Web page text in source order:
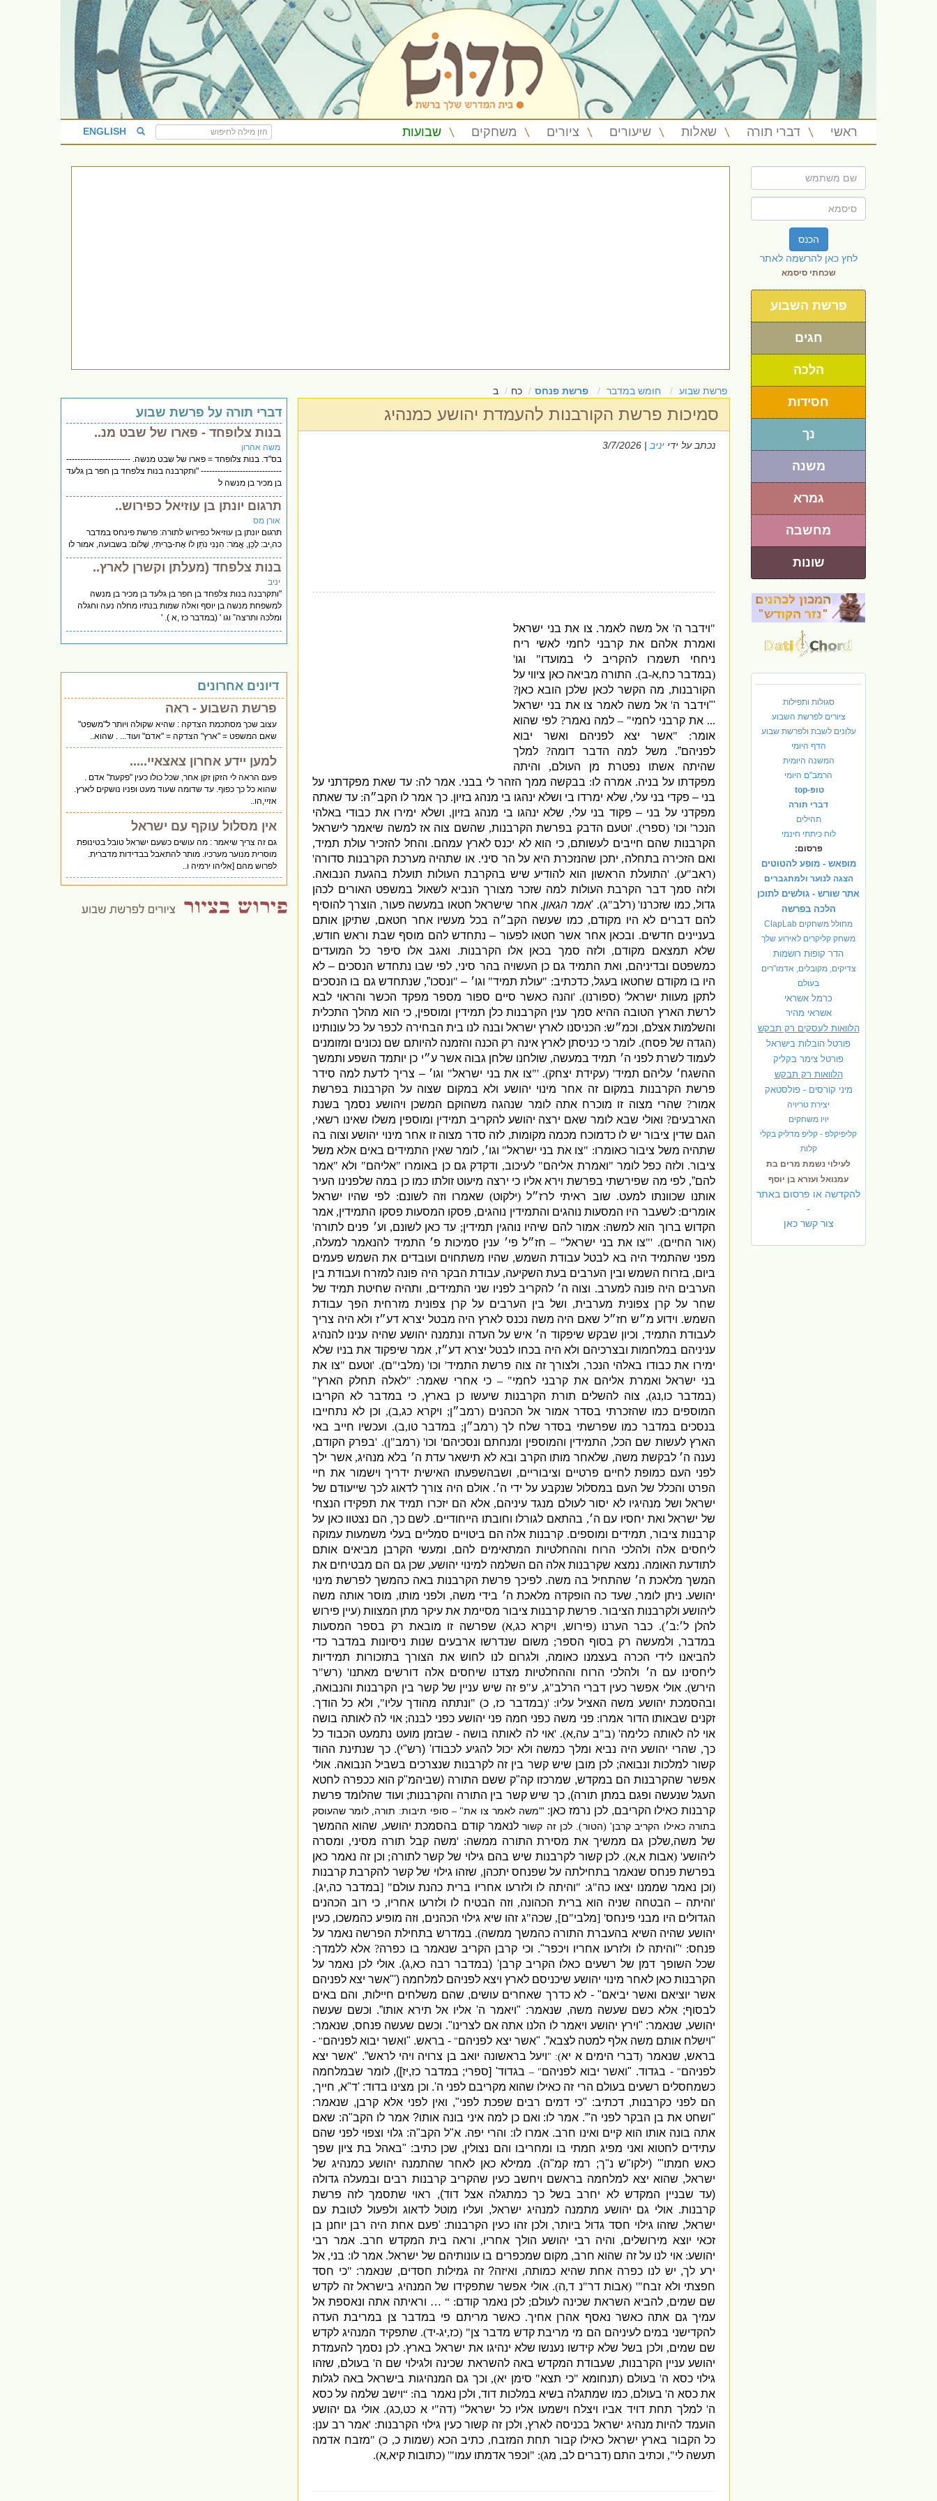
ראשי דברי תורה שאלות שיעורים ציורים משחקים שבועות ENGLISH
הכנס
לחץ כאן להרשמה לאתר
שכחתי סיסמא
פרשת השבוע
חגים
הלכה
חסידות
נך
משנה
גמרא
מחשבה
שונות
סגולות ותפילות
ציורים לפרשת השבוע
עלונים לשבת ולפרשת שבוע
הדף היומי
המשנה היומית
הרמב"ם היומי
טופ-top
דברי תורה
תהילים
לוח כיתתי חינמי
פרסום:
מופאש - מופע להטוטים
הצגה לנוער ולמתגברים
אתר שורש - גולשים לתוכן
הלכה בפרשה
מחולל משחקים ClapLab
משחק קליקרים לאירוע שלך
הדר קופות רושמות
צדיקים, מקובלים, אדמו"רים
בעולם
כרמל אשראי
אשראי מהיר
הלוואות לעסקים רק תבקש
פורטל הובלות בישראל
פורטל צימר בקליק
הלוואות רק תבקש
מיני קורסים - פולסטאק
יצירת טריויה
יויו משחקים
קליפיקלפ - קליפ מדליק בקלי
קלות
לעילוי נשמת מרים בת
עמנואל ועזרא בן יוסף
להקדשה או פרסום באתר
-
צור קשר כאן
פרשת שבוע חומש במדבר פרשת פנחס כח ב
סמיכות פרשת הקורבנות להעמדת יהושע כמנהיג
נכתב על ידי יניב | 3/7/2026
"וידבר ה' אל משה לאמר. צו את בני ישראל
ואמרת אלהם את קרבני לחמי לאשי ריח
ניחחי תשמרו להקריב לי במועדו" וגו'
(במדבר כח,א-ב). התורה מביאה כאן ציווי על
הקורבנות, מה הקשר לכאן שלכן הובא כאן?
'"וידבר ה'אל משה לאמר צו את בני ישראל
... את קרבני לחמי" – למה נאמר? לפי שהוא
אומר: "אשר יצא לפניהם ואשר יבוא
לפניהם”. משל למה הדבר דומה? למלך
שהיתה אשתו נפטרת מן העולם, והיתה
מפקדתו על בניה. אמרה לו: בבקשה ממך הזהר לי בבני. אמר לה: עד שאת מפקדתני על
בני – פקדי בני עלי, שלא ימרדו בי ושלא ינהגו בי מנהג בזיון.כך אמר לו הקב״ה: עד שאתה
מפקדני על בני – פקוד בני עלי, שלא ינהגו בי מנהג בזיון, ושלא ימירו את כבודי באלהי
הנכר' וכו' (ספרי). 'וטעם הדבק בפרשת הקרבנות, שהשם צוה אז למשה שיאמר לישראל
הקרבנות שהם חייבים לעשותם,כי הוא לא יכנס לארץ עמהם. והחל להזכיר עולת תמיד,
ואם הזכירה בתחלה, יתכן שהנזכרת היא על הר סיני. או שתהיה מערכת הקרבנות סדורה'
(ראב"ע). 'התועלת הראשון הוא להודיע שיש בהקרבת העולות תועלת בהגעת הנבואה.
ולזה סמך דבר הקרבת העולות למה שזכר מצורך הנביא לשאול במשפט האורים לכהן
גדול,כמו שזכרנו' (רלב"ג).
'אמר הגאון,אחר שישראל חטאו במעשה פעור, הוצרך להוסיף
להם דברים לא היו מקודם,כמו שעשה הקב״ה בכל מעשיו אחר חטאם, שתיקן אותם
בעניינים חדשים. ובכאן אחר אשר חטאו לפעור – נתחדש להם מוסף שבת וראש חודש,
שלא תמצאם מקודם, ולזה סמך בכאן אלו הקרבנות. ואגב אלו סיפר כל המועדים
כמשפטם ובדיניהם, ואת התמיד גם כן העשויה בהר סיני, לפי שבו נתחדש הנסכים – לא
היו בו מקודם שחטאו בעגל,כדכתיב: "עולת תמיד" וגו׳ – "ונסכו”, שנתחדש גם בו הנסכים
לתקן מעוות ישראל' (ספורנו). 'והנה כאשר סיים ספור מספר מפקד הכשר והראוי לבא
לרשת הארץ הטובה ההיא סמך ענין הקרבנות כלן תמידין ומוספין,כי הוא מהלך התכלית
והשלמות אצלם, וכמ״ש: הכניסנו לארץ ישראל ובנה לנו בית הבחירה לכפר על כל עונותינו
(הגדה של פסח). לומר כי כניסתן לארץ אינה רק הכנה והזמנה להיותם שם נכונים ומזומנים
לעמוד לשרת לפני ה׳ תמיד במעשה, שולחנו שלחן גבוה אשר ע״י כן יותמד השפע ותמשך
ההשגח׳ עליהם תמיד' (עקידת יצחק). '"צו את בני ישראל" וגו׳ – צריך לדעת למה סידר
פרשת הקרבנות במקום זה אחר מינוי יהושע ולא במקום שצוה על הקרבנות בפרשת
אמור? שהרי מצוה זו מוכרח אתה לומר שנהגה משהוקם המשכן ויהושע נסמך בשנת
הארבעים? ואולי שבא לומר שאם ירצה יהושע להקריב תמידין ומוספין משלו שאינו רשאי,
הגם שדין ציבור יש לו כדמוכח מכמה מקומות, לזה סדר מצוה זו אחר מינוי יהושע וצוה בה
שתהיה משל ציבור כאומרו: "צו את בני ישראל" וגו׳, לומר שאין התמידים באים אלא משל
ציבור. ולזה כפל לומר "ואמרת אליהם"לעיכוב, ודקדק גם כן באומרו "אליהם" ולא "אמר
להם”, לפי מה שפירשתי בפרשת וירא אליו כי ירצה מיעוט זולתו כמו כן במה שלפנינו העיר
אותנו שכוונתו למעט. שוב ראיתי לרז״ל (ילקוט) שאמרו וזה לשונם: לפי שהיו ישראל
אומרים:לשעבר היו המסעות נוהגים והתמידין נוהגים, פסקו המסעות פסקו התמידין, אמר
הקדוש ברוך הוא למשה:אמור להם שיהיו נוהגין תמידין; עד כאן לשונם, וע׳ פנים לתורה'
(אור החיים). '"צו את בני ישראל" – חז״ל פי׳ ענין סמיכות פ׳ התמיד להנאמר למעלה,
מפני שהתמיד היה בא לבטל עבודת השמש, שהיו משתחוים ועובדים את השמש פעמים
ביום, בזרוח השמש ובין הערבים בעת השקיעה,עבודת הבקר היה פונה למזרח ועבודת בין
הערבים היה פונה למערב. וצוה ה׳ להקריב לפניו שני התמידים, ותהיה שחיטת תמיד של
שחר על קרן צפונית מערבית, ושל בין הערבים על קרן צפונית מזרחית הפך עבודת
השמש. וידוע מ״ש חז״ל שאם היה משה נכנס לארץ היה מבטל יצרא דע״ז ולא היה צריך
לעבודת התמיד, וכיון שבקש שיפקוד ה׳ איש על העדה ונתמנה יהושע שהיה ענינו להנהיג
עניניהם במלחמות ובצרכיהם ולא היה בכחו לבטל יצרא דע״ז, אמר שיפקוד את בניו שלא
ימירו את כבודו באלהי הנכר, ולצורך זה צוה פרשת התמיד' וכו' (מלבי"ם). 'וטעם "צו את
בני ישראל ואמרת אליהם את קרבני לחמי" –כי אחרי שאמר: "לאלה תחלק הארץ"
(במדבר כו,נג), צוה להשלים תורת הקרבנות שיעשו כן בארץ, כי במדבר לא הקריבו
המוספים כמו שהזכרתי בסדר אמור אל הכהנים (רמב״ן; ויקרא כג,ב), וכן לא נתחייבו
בנסכים במדבר כמו שפרשתי בסדר שלח לך(רמב״ן; במדבר טו,ב). ועכשיו חייב באי
הארץ לעשות שם הכל, התמידין והמוספין ומנחתם ונסכיהם' וכו' (רמב"ן). 'בפרק הקודם,
נענה ה׳ לבקשת משה, שלאחר מותו הקרב ובא לא תישאר עדת ה׳ בלא מנהיג,אשר ילך
לפני העם כמופת לחיים פרטיים וציבוריים, ושבהשפעתו האישית ידריך וישמור את חיי
הפרט והכלל של העם במסלול שנקבע על ידי ה׳. אולם היה צורך לדאוג לכך שייעודם של
ישראל ושל מנהיגיו לא יסור לעולם מנגד עיניהם,אלא הם יזכרו תמיד את תפקידו הנצחי
של ישראל ואת יחסיו עם ה׳, בהתאם לגורלו וחובתו הייחודיים. לשם כך, הם נצטוו כאן על
קרבנות ציבור, תמידים ומוספים. קרבנות אלה הם ביטויים סמליים בעלי משמעות עמוקה
ליחסים אלה ולהלכי הרוח וההחלטיות המתאימים להם, ומעשי הקרבן מביאים אותם
לתודעת האומה. נמצא שקרבנות אלה הם השלמה למינוי יהושע, שכן גם הם מבטיחים את
המשך מלאכת ה׳ שהתחיל בה משה. לפיכך פרשת הקרבנות באה כהמשך לפרשת מינוי
יהושע. ניתן לומר, שעד כה הופקדה מלאכת ה׳ בידי משה, ולפני מותו, מוסר אותה משה
ליהושע ולקרבנות הציבור. פרשת קרבנות ציבור מסיימת את עיקר מתן המצוות (עיין פירוש
להלן ל׳:ב׳). כבר הערנו(פירוש, ויקרא כג,א) שפרשה זו מובאת רק בספר המסעות
במדבר, ולמעשה רק בסוף הספר; משום שנדרשו ארבעים שנות ניסיונות במדבר כדי
להביאנו לידי הכרה בעצמנו כאומה, ולגרום לנו לחוש את הצורך בתזכורות תמידיות
ליחסינו עם ה׳ ולהלכי הרוח וההחלטיות מצדנו שיחסים אלה דורשים מאתנו' (רש"ר
הירש).אולי אפשר כעין דברי הרלב"ג, ע"פ זה שיש עניין של קשר בין הקרבנות והנבואה,
ובהסמכת יהושע משה האציל עליו: '
(במדבר כז,כ) "ונתתה מהודך עליו", ולא כל הודך.
זקנים שבאותו הדור אמרו: פני משה כפני חמה פני יהושע כפני לבנה;אוי לה לאותה בושה
אוי לה לאותה כלימה' (ב"ב עה,א). 'אוי לה לאותה בושה - שבזמן מועט נתמעט הכבוד כל
כך, שהרי יהושע היה נביא ומלך כמשה ולא יכול להגיע לכבודו' (רש"י).כך שנתינת ההוד
קשור למלכות ונבואה;לכן מובן שיש קשר בין זה לקרבנות שנצרכים בשביל הנבואה. אולי
אפשר שהקרבנות הם במקדש, שמרכזו קה"ק ששם התורה (שביהמ"ק הוא ככפרה לחטא
העגל שנעשה ופגם במתן תורה),כך שיש קשר בין התורה והקרבנות; ועוד שהלומד פרשת
קרבנות כאילו הקריבם,לכן נרמז כאן:
'"משה לאמר צו את" –סופי תיבות: תורה ,לומר שהעוסק
בתורה כאילו הקריב קרבן' (הטור). לכן זה קשורלנאמר קודם בהסמכת יהושע, שהוא ההמשך
של משה,שלכן גם ממשיך את מסירת התורה ממשה: 'משה קבל תורה מסיני, ומסרה
ליהושע' (אבות א,א). לכן קשור לקרבנות שיש בהם גילוי של קשר לתורה; וכן זה נאמר כאן
בפרשת פנחס שנאמר בתחילתה על שפנחס יתכהן, שזהו גילוי של קשר להקרבת קרבנות
(וכן נאמר שממנו יצאו כה"ג: "והיתה לו ולזרעו אחריו ברית כהנת עולם" [במדבר כה,יג].
'והיתה – הבטחה שניה הוא ברית הכהונה, וזה הבטיח לו ולזרעו אחריו, כי רוב הכהנים
הגדולים היו מבני פינחס' [מלבי"ם], שכה"ג זהו שיא גילוי הכהנים, וזה מופיע כהמשכו, כעין
יהושע שהיה השיא בהעברת התורה כהמשך ממשה). במדרש בתחילת הפרשה נאמר על
פנחס: '
"והיתה לו ולזרעו אחריו ויכפר"
. וכי קרבן הקריב שנאמר בו כפרה? אלא ללמדך:
שכל השופך דמן של רשעים כאלו הקריב קרבן' (במדבר רבה כא,ג). אולי לכן נאמר על
הקרבנות כאן לאחר מינוי יהושע שיכניסם לארץ ויצא לפניהם למלחמה ('"אשר יצא לפניהם
אשר יוציאם ואשר יביאם" - לא כדרך שאחרים עושים, שהם משלחים חיילות, והם באים
לבסוף; אלא כשם שעשה משה, שנאמר: "ויאמר ה' אליו אל תירא אותו”. וכשם שעשה
יהושע, שנאמר: "וירץ יהושע ויאמר לו הלנו אתה אם לצרינו". וכשם שעשה פנחס, שנאמר:
"וישלח אותם משה אלף למטה לצבא”. "אשר יצא לפניהם"
- בראש. "ואשר יבוא לפניהם"
-
בראש, שנאמר (דברי הימים א יא): "ויעל בראשונה יואב בן צרויה ויהי לראש”. "אשר יצא
לפניהם"
- בגדוד. "ואשר יבוא לפניהם" – בגדוד' [ספרי; במדבר כז,יז])
,לומר שבמלחמה
כשמחסלים רשעים בעולם הרי זה כאילו שהוא מקריבם לפני ה'. וכן מצינו בדוד: 'ד"א, חייך,
הם לפני כקרבנות, דכתיב: "כי דמים רבים שפכת לפני", ואין לפני אלא קרבן, שנאמר:
"ושחט את בן הבקר לפני ה'”. אמר לו: ואם כן למה איני בונה אותו?אמר לו הקב"ה: שאם
אתה בונה אותו הוא קיים ואינו חרב.אמרו לו: והרי יפה. א"ל הקב"ה: גלוי וצפוי לפני שהם
עתידים לחטוא ואני מפיג חמתי בו ומחריבו והם נצולין, שכן כתיב: "באהל בת ציון שפך
כאש חמתו"' (ילקו"ש נ"ך; רמז קמ"ה). ממילא כאן לאחר שהתמנה יהושע כמנהיג של
ישראל, שהוא יצא למלחמה בראשם ויחשב כעין שהקריב קרבנות רבים ובמעלה גדולה
(עד שבניין המקדש לא יחרב בשל כך כמתגלה אצל דוד), ראוי שתסמך לזה פרשת
קרבנות. אולי גם יהושע מתמנה למנהיג ישראל, ועליו מוטל לדאוג ולפעול לטובת עם
ישראל, שזהו גילוי חסד גדול ביותר, ולכן זהו כעין הקרבנות: 'פעם אחת היה רבן יוחנן בן
זכאי יוצא מירושלים, והיה רבי יהושע הולך אחריו, וראה בית המקדש חרב.אמר רבי
יהושע:אוי לנו על זה שהוא חרב, מקום שמכפרים בו עונותיהם של ישראל.אמר לו: בני, אל
ירע לך, יש לנו כפרה אחת שהיא כמותה, ואיזה? זה גמילות חסדים, שנאמר:
"כי חסד
חפצתי ולא זבח"' (אבות דר"נ ד,ה).אולי אפשר שתפקידו של המנהיג בישראל זה לקדש
שם שמים, להביא השראת שכינה לעולם; לכן נאמר קודם: “ … וראיתה אתה ונאספת אל
עמיך גם אתה כאשר נאסף אהרן אחיך. כאשר מריתם פי במדבר צן במריבת העדה
להקדישני במים לעיניהם הם מי מריבת קדש מדבר צן" (כז,יג-יד). שתפקיד המנהיג לקדש
שם שמים, ולכן בשל שלא קידשו נענשו שלא ינהיגו את ישראל בארץ.לכן נסמך להעמדת
יהושע עניין הקרבנות, שעבודת המקדש באה להשראת שכינה ולגילוי שם ה' בעולם, שזהו
גילוי כסא ה' בעולם (תנחומא "כי תצא" סימן יא), וכך גם המנהיגות בישראל באה לגלות
את כסא ה' בעולם,כמו שמתגלה בשיא במלכות דוד, ולכן נאמר בה: “וישב שלמה על כסא
ה'למלך תחת דויד אביו ויצלח וישמעו אליו כל ישראל" (דה"י א כט,כג).אולי גם יהושע
הועמד להיות מנהיג ישראל בכניסה לארץ, ולכן זה קשור כעין גילוי הקרבנות: 'אמר רב ענן:
כל הקבור בארץ ישראל כאילו קבור תחת המזבח, כתיב הכא (שמות כ, כ)
"מזבח אדמה
תעשה לי", וכתיב התם (דברים לב, מג)
: "וכפר אדמתו עמו"' (כתובות קיא,א).
דברי תורה על פרשת שבוע
בנות צלופחד - פארו של שבט מנ..
משה אהרון
בס"ד. בנות צלופחד = פארו של שבט מנשה. -----------------------
----------------------------- "ותקרבנה בנות צלפחד בן חפר בן גלעד
בן מכיר בן מנשה ל
תרגום יונתן בן עוזיאל כפירוש..
אורן מס
תרגום יונתן בן עוזיאל כפירוש לתורה: פרשת פינחס במדבר
כה,יב: לָכֵן, אֱמֹר: הִנְנִי נֹתֵן לוֹ אֶת-בְּרִיתִי, שָׁלוֹם: בשבועה, אמור לו
בנות צלפחד (מעלתן וקשרן לארץ..
יניב
"ותקרבנה בנות צלפחד בן חפר בן גלעד בן מכיר בן מנשה
למשפחת מנשה בן יוסף ואלה שמות בנתיו מחלה נעה וחגלה
ומלכה ותרצה” וגו ' (במדבר כז ,א ). '
דיונים אחרונים
פרשת השבוע - ראה
עצוב שכך מסתכמת הצדקה : שהיא שקולה ויותר ל"משפט"
שאם המשפט = "ארץ" הצדקה = "אדם" ועוד... . שהוא..
למען יידע אחרון צאצאיי.....
פעם הראה לי הזקן זקן אחר, שכל כולו כעין "פקעת" אדם .
שהוא כל כך כפוף. עד שדומה שעוד מעט ופניו נושקים לארץ.
אזיי,הו..
אין מסלול עוקף עם ישראל
גם זה צריך שיאמר : מה עושים כשעם ישראל טובל בטינופת
מוסרית מנוער מערכיו. מותר להתאבל בבדידות מדברית.
לפרוש מהם [אליהו ירמיה ו..